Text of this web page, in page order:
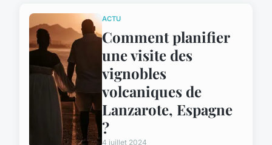
ACTU
Comment planifier
une visite des
vignobles
volcaniques de
Lanzarote, Espagne
?
4 juillet 2024